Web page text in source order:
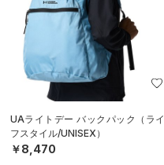
UAライトデー バックパック（ライ
フスタイル/UNISEX）
￥8,470